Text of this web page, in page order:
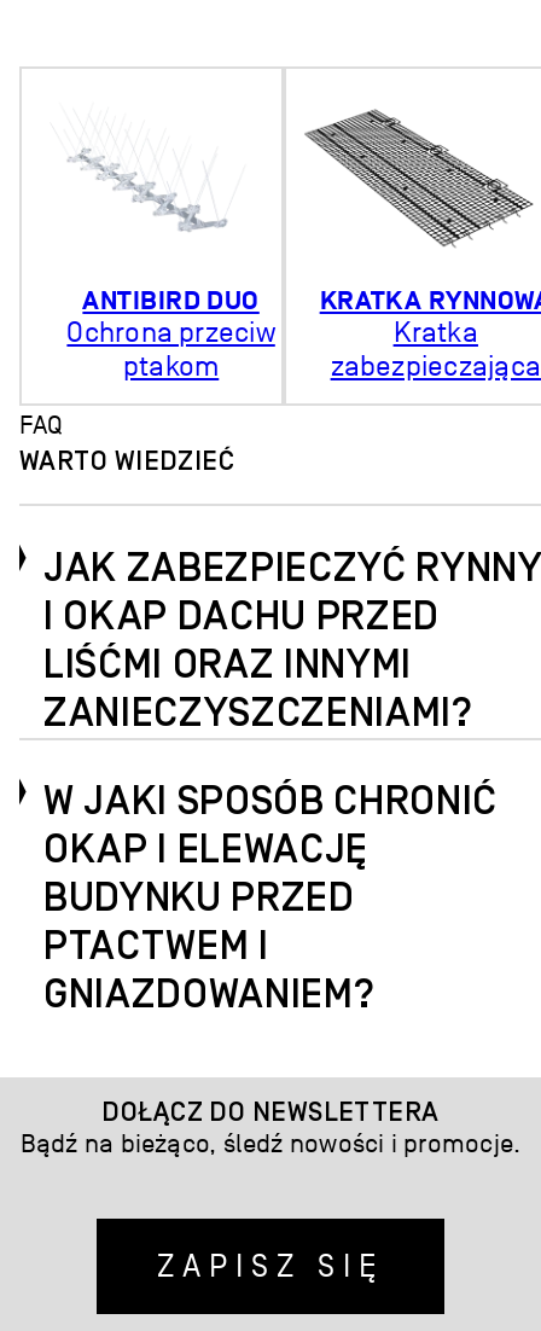
ANTIBIRD DUO
Ochrona przeciw
ptakom
KRATKA
Kratka
zabezpieczająca
FAQ
WARTO WIEDZIEĆ
JAK ZABEZPIECZYĆ
I OKAP DACHU PRZED
LIŚĆMI ORAZ INNYMI
ZANIECZYSZCZENIAMI?
W JAKI SPOSÓB CHRONIĆ
OKAP I ELEWACJĘ
BUDYNKU PRZED
PTACTWEM I
GNIAZDOWANIEM?
DOŁĄCZ DO NEWSLETTERA
Bądź na bieżąco, śledź nowości i promocje.
ZAPISZ SIĘ